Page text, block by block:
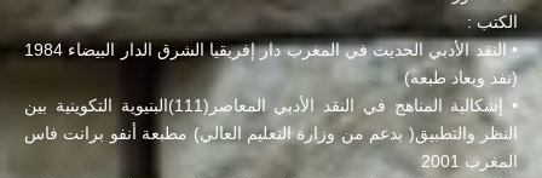
الكتب :
• النقد الأدبي الحديث في المغرب دار إفريقيا الشرق الدار البيضاء 1984
(نفد ويعاد طبعه)
• إشكالية المناهج في النقد الأدبي المعاصر(111)البنيوية التكوينية بين
النظر والتطبيق( بدعم من وزارة التعليم العالي) مطبعة أنفو برانت فاس
المغرب 2001